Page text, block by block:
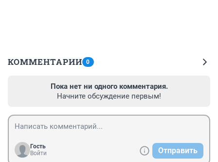
КОММЕНТАРИИ 0
Пока нет ни одного комментария.
Начните обсуждение первым!
Гость
Войти
Отправить